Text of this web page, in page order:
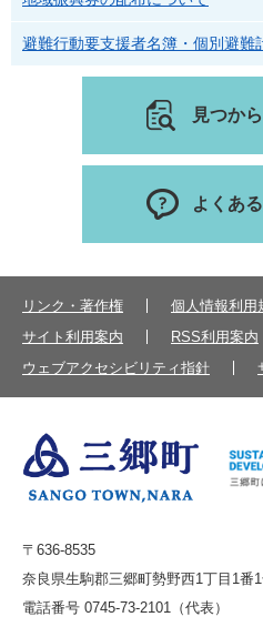
避難行動要支援者名簿・個別避難
見つか
よくあ
リンク・著作権
個人情報利用
サイト利用案内
RSS利用案内
ウェブアクセシビリティ指針
〒636-8535
奈良県生駒郡三郷町勢野西1丁目1番
電話番号 0745-73-2101（代表）